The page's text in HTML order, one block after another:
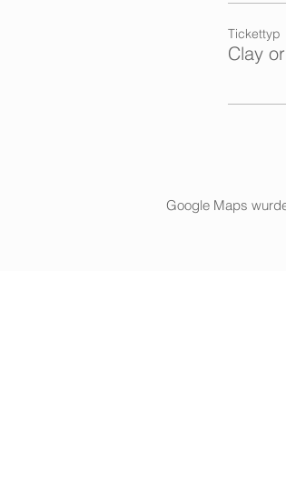
Tickettyp
Clay
Google Maps